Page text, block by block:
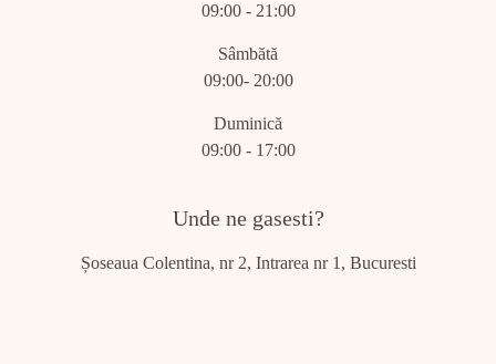
09:00 - 21:00
Sâmbătă
09:00- 20:00
Duminică
09:00 - 17:00
Unde ne gasesti?
Șoseaua Colentina, nr 2, Intrarea nr 1, Bucuresti